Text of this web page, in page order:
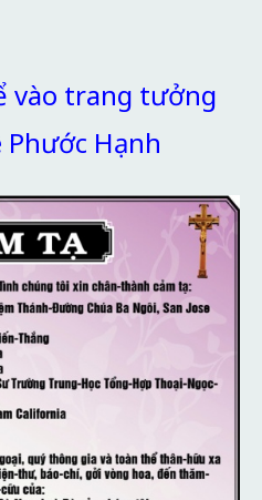
vào trang tưởng
Phước Hạnh